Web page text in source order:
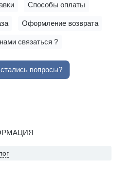
Способы оплаты
Оформление возврата
связаться ?
вопросы?